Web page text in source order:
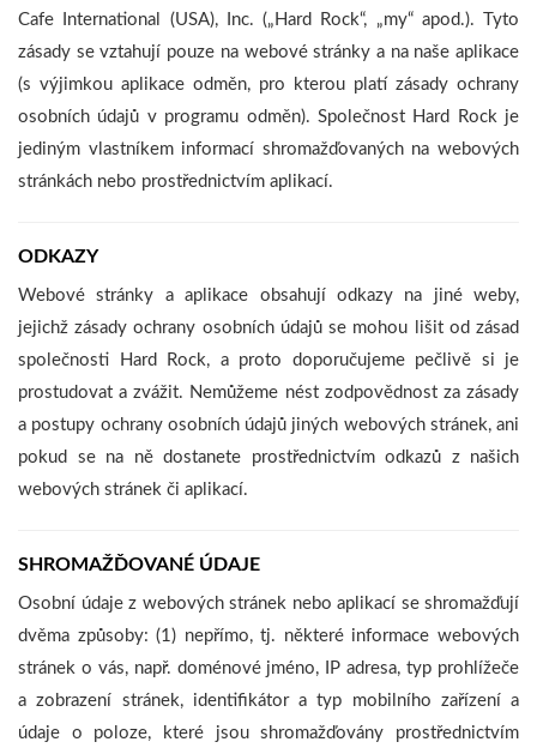
Cafe International (USA), Inc. („Hard Rock“, „my“ apod.). Tyto
zásady se vztahují pouze na webové stránky a na naše aplikace
(s výjimkou aplikace odměn, pro kterou platí zásady ochrany
osobních údajů v programu odměn). Společnost Hard Rock je
jediným vlastníkem informací shromažďovaných na webových
stránkách nebo prostřednictvím aplikací.
ODKAZY
Webové stránky a aplikace obsahují odkazy na jiné weby,
jejichž zásady ochrany osobních údajů se mohou lišit od zásad
společnosti Hard Rock, a proto doporučujeme pečlivě si je
prostudovat a zvážit. Nemůžeme nést zodpovědnost za zásady
a postupy ochrany osobních údajů jiných webových stránek, ani
pokud se na ně dostanete prostřednictvím odkazů z našich
webových stránek či aplikací.
SHROMAŽĎOVANÉ ÚDAJE
Osobní údaje z webových stránek nebo aplikací se shromažďují
dvěma způsoby: (1) nepřímo, tj. některé informace webových
stránek o vás, např. doménové jméno, IP adresa, typ prohlížeče
a zobrazení stránek, identifikátor a typ mobilního zařízení a
údaje o poloze, které jsou shromažďovány prostřednictvím